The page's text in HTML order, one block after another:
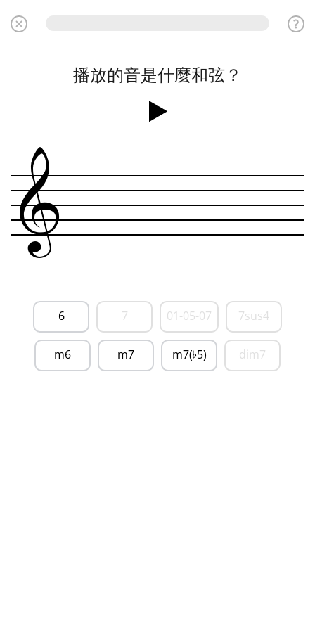
播放的音是什麼和弦？
&
6 7 01-05-07 7sus4
m6 m7 m7(♭5) dim7